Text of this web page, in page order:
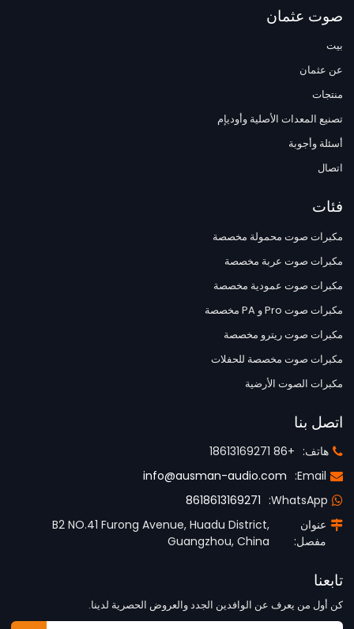
صوت عثمان
بيت
عن عثمان
منتجات
تصنيع المعدات الأصلية وأوديإم
أسئلة وأجوبة
اتصال
فئات
مكبرات صوت محمولة مخصصة
مكبرات صوت عربة مخصصة
مكبرات صوت عمودية مخصصة
مكبرات صوت Pro و PA مخصصة
مكبرات صوت ريترو مخصصة
مكبرات صوت مخصصة للحفلات
مكبرات الصوت الأرضية
اتصل بنا
هاتف: +86 18613169271
Email:
info@ausman-audio.com
WhatsApp:
8618613169271
عنوان
مفصل:
B2 NO.41 Furong Avenue, Huadu District,
Guangzhou, China
تابعنا
كن أول من يعرف عن الوافدين الجدد والعروض الحصرية لدينا.